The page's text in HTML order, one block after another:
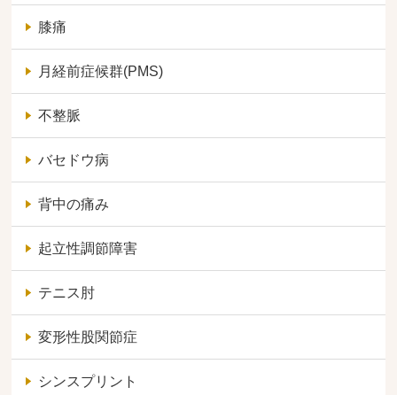
膝痛
月経前症候群(PMS)
不整脈
バセドウ病
背中の痛み
起立性調節障害
テニス肘
変形性股関節症
シンスプリント